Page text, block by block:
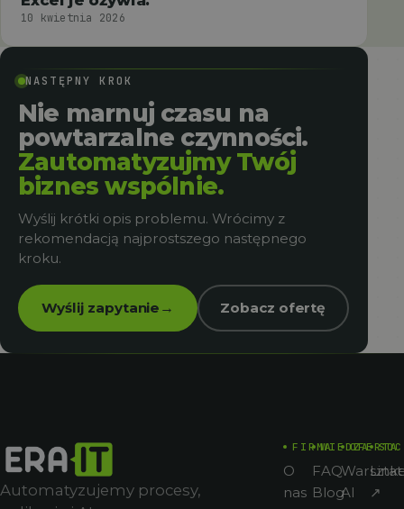
10 kwietnia 2026
NASTĘPNY KROK
Nie marnuj czasu na
powtarzalne czynności.
Zautomatyzujmy Twój
biznes wspólnie.
Wyślij krótki opis problemu. Wrócimy z
rekomendacją najprostszego następnego
kroku.
Wyślij zapytanie → Zobacz ofertę
Automatyzujemy procesy,
FIRMA
O
nas
WIEDZA
FAQ
Blog
OFERTA
Warsztat
AI
↗